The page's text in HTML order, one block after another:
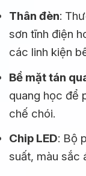
Thân đèn:
sơn tĩnh điện
các linh kiện
Bề mặt tán
quang học để
chế chói.
Chip LED: Bộ
suất, màu sắc